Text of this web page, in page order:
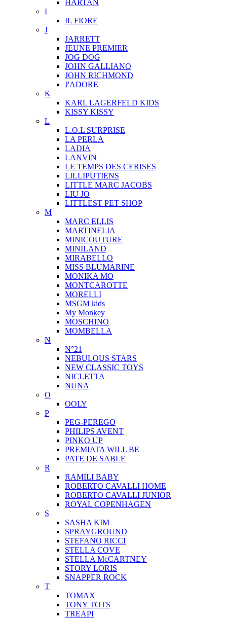
HARTAN
I
IL FIORE
J
JARRETT
JEUNE PREMIER
JOG DOG
JOHN GALLIANO
JOHN RICHMOND
J'ADORE
K
KARL LAGERFELD KIDS
KISSY KISSY
L
L.O.L SURPRISE
LA PERLA
LADIA
LANVIN
LE TEMPS DES CERISES
LILLIPUTIENS
LITTLE MARC JACOBS
LIU JO
LITTLEST PET SHOP
M
MARC ELLIS
MARTINELIA
MINICOUTURE
MINILAND
MIRABELLO
MISS BLUMARINE
MONIKA MO
MONTCAROTTE
MORELLI
MSGM kids
My Monkey
MOSCHINO
MOMBELLA
N
N°21
NEBULOUS STARS
NEW CLASSIC TOYS
NICLETTA
NUNA
O
OOLY
P
PEG-PEREGO
PHILIPS AVENT
PINKO UP
PREMIATA WILL BE
PATE DE SABLE
R
RAMILI BABY
ROBERTO CAVALLI HOME
ROBERTO CAVALLI JUNIOR
ROYAL COPENHAGEN
S
SASHA KIM
SPRAYGROUND
STEFANO RICCI
STELLA COVE
STELLA McCARTNEY
STORY LORIS
SNAPPER ROCK
T
TOMAX
TONY TOTS
TREAPI